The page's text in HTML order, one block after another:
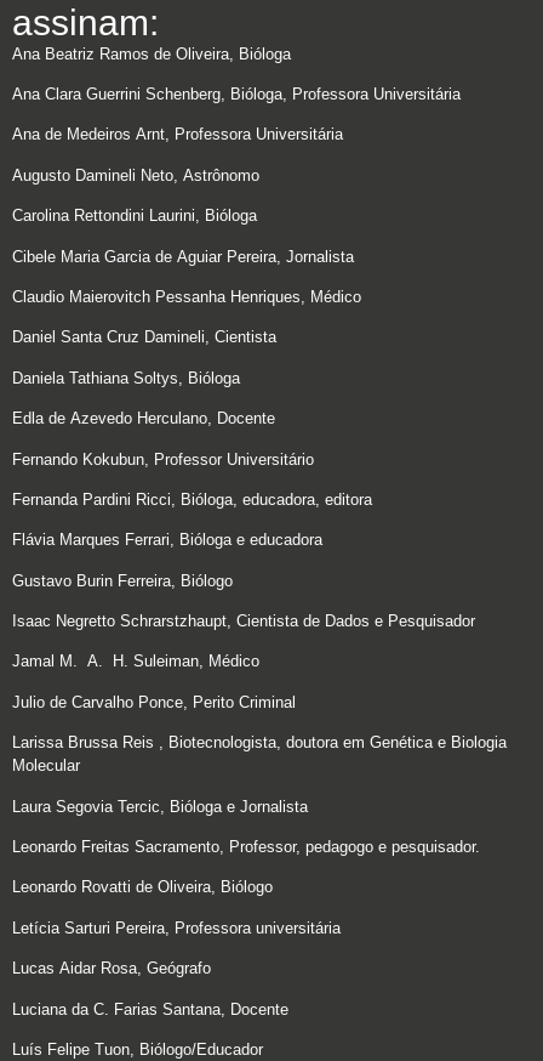
assinam:
Ana Beatriz Ramos de Oliveira, Bióloga
Ana Clara Guerrini Schenberg, Bióloga, Professora Universitária
Ana de Medeiros Arnt, Professora Universitária
Augusto Damineli Neto, Astrônomo
Carolina Rettondini Laurini, Bióloga
Cibele Maria Garcia de Aguiar Pereira, Jornalista
Claudio Maierovitch Pessanha Henriques, Médico
Daniel Santa Cruz Damineli, Cientista
Daniela Tathiana Soltys, Bióloga
Edla de Azevedo Herculano, Docente
Fernando Kokubun, Professor Universitário
Fernanda Pardini Ricci, Bióloga, educadora, editora
Flávia Marques Ferrari, Bióloga e educadora
Gustavo Burin Ferreira, Biólogo
Isaac Negretto Schrarstzhaupt, Cientista de Dados e Pesquisador
Jamal M. A. H. Suleiman, Médico
Julio de Carvalho Ponce, Perito Criminal
Larissa Brussa Reis , Biotecnologista, doutora em Genética e Biologia
Molecular
Laura Segovia Tercic, Bióloga e Jornalista
Leonardo Freitas Sacramento, Professor, pedagogo e pesquisador.
Leonardo Rovatti de Oliveira, Biólogo
Letícia Sarturi Pereira, Professora universitária
Lucas Aidar Rosa, Geógrafo
Luciana da C. Farias Santana, Docente
Luís Felipe Tuon, Biólogo/Educador